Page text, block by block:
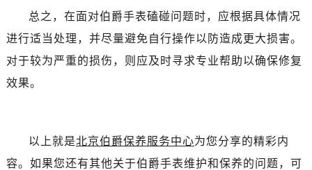
总之，在面对伯爵手表磕碰问题时，应根据具体情况
进行适当处理，并尽量避免自行操作以防造成更大损害。
对于较为严重的损伤，则应及时寻求专业帮助以确保修复
效果。
以上就是北京伯爵保养服务中心为您分享的精彩内
容。如果您还有其他关于伯爵手表维护和保养的问题，可